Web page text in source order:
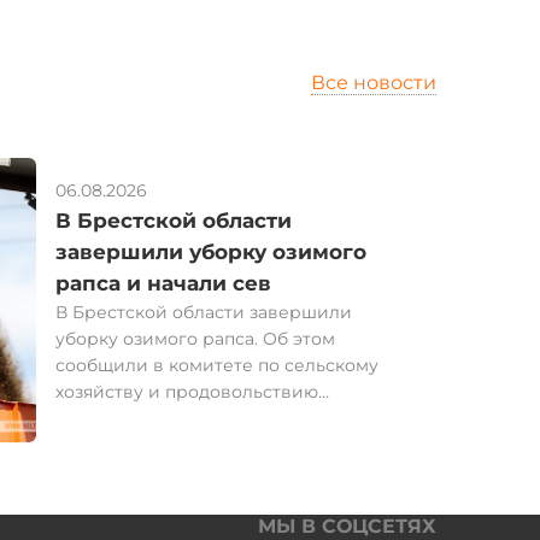
Все новости
06.08.2026
В Брестской области
завершили уборку озимого
рапса и начали сев
В Брестской области завершили
уборку озимого рапса. Об этом
сообщили в комитете по сельскому
хозяйству и продовольствию
прошлого года сельхозпредприятия
МЫ В СОЦСЕТЯХ